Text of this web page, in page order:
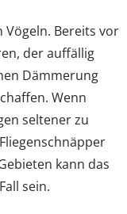
Vögeln. Bereits vor
der auffällig
Dämmerung
Wenn
seltener zu
kann das
sein.